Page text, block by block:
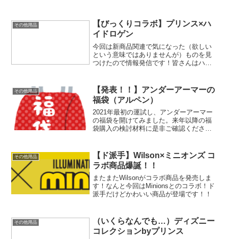
その他用品
【びっくりコラボ】プリンス×ハ
イドロゲン
今回は新商品関連で気になった（欲しい
という意味ではありませんが）ものを見
つけたので情報発信です！皆さんはハイ
（HYYDROGEN）とはイタリアのアパレ
ルブランドで、...
その他用品
【発表！！】アンダーアーマーの
福袋（アルペン）
2021年最初の運試し、アンダーアーマー
の福袋を開けてみました。来年以降の福
袋購入の検討材料に是非ご確認くださ
その他用品
【ド派手】Wilson×ミニオンズ コ
ラボ商品爆誕！！
またまたWilsonがコラボ商品を発売しま
す！なんと今回はMinionsとのコラボ！ド
派手だけどかわいい商品が登場です！！
その他用品
（いくらなんでも…）ディズニー
コレクションbyプリンス